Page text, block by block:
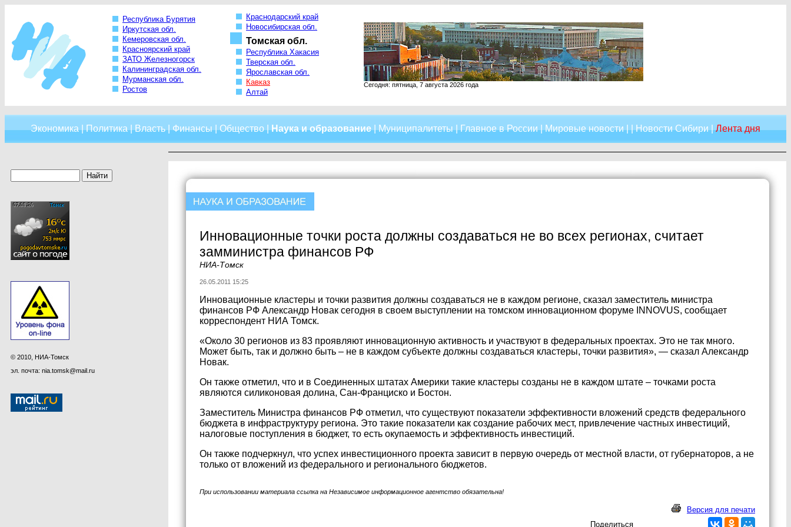
Республика Бурятия
Иркутская обл.
Кемеровская обл.
Красноярский край
ЗАТО Железногорск
Калининградская обл.
Мурманская обл.
Ростов
Краснодарский край
Новосибирская обл.
Томская обл.
Республика Хакасия
Тверская обл.
Ярославская обл.
Кавказ
Алтай
Сегодня: пятница, 7 августа 2026 года
Экономика|Политика|Власть|Финансы|Общество|Наука и образование|Муниципалитеты|Главное в России|Мировые новости| |Новости Сибири|Лента дня
© 2010, НИА-Томск
эл. почта: nia.tomsk@mail.ru
Инновационные точки роста должны создаваться не во всех регионах, считает
замминистра финансов РФ
НИА-Томск
26.05.2011 15:25
Инновационные кластеры и точки развития должны создаваться не в каждом регионе, сказал заместитель министра
финансов РФ Александр Новак сегодня в своем выступлении на томском инновационном форуме INNOVUS, сообщает
корреспондент НИА Томск.
«Около 30 регионов из 83 проявляют инновационную активность и участвуют в федеральных проектах. Это не так много.
Может быть, так и должно быть – не в каждом субъекте должны создаваться кластеры, точки развития», — сказал Александр
Новак.
Он также отметил, что и в Соединенных штатах Америки такие кластеры созданы не в каждом штате – точками роста
являются силиконовая долина, Сан-Франциско и Бостон.
Заместитель Министра финансов РФ отметил, что существуют показатели эффективности вложений средств федерального
бюджета в инфраструктуру региона. Это такие показатели как создание рабочих мест, привлечение частных инвестиций,
налоговые поступления в бюджет, то есть окупаемость и эффективность инвестиций.
Он также подчеркнул, что успех инвестиционного проекта зависит в первую очередь от местной власти, от губернаторов, а не
только от вложений из федерального и регионального бюджетов.
При использовании материала ссылка на Независимое информационное агентство обязательна!
Версия для печати
Поделиться